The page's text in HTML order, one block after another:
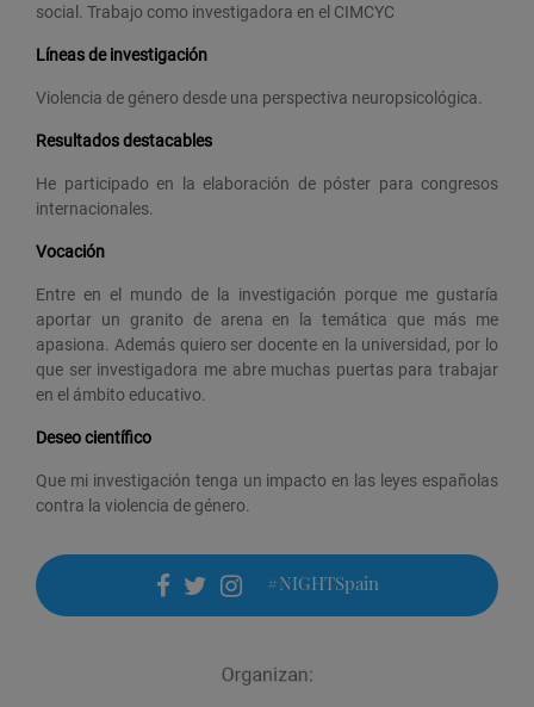
social. Trabajo como investigadora en el CIMCYC
Líneas de investigación
Violencia de género desde una perspectiva neuropsicológica.
Resultados destacables
He participado en la elaboración de póster para congresos
internacionales.
Vocación
Entre en el mundo de la investigación porque me gustaría
aportar un granito de arena en la temática que más me
apasiona. Además quiero ser docente en la universidad, por lo
que ser investigadora me abre muchas puertas para trabajar
en el ámbito educativo.
Deseo científico
Que mi investigación tenga un impacto en las leyes españolas
contra la violencia de género.
facebook
twitter
instagram
#NIGHTSpain